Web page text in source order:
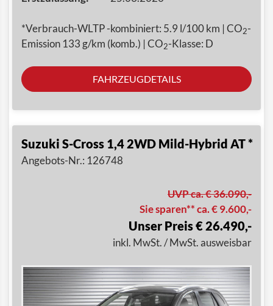
*Verbrauch-WLTP -kombiniert: 5.9 l/100 km | CO2-
Emission 133 g/km (komb.) | CO2-Klasse: D
FAHRZEUGDETAILS
Suzuki S-Cross 1,4 2WD Mild-Hybrid AT *
Angebots-Nr.: 126748
UVP ca. € 36.090,-
Sie sparen** ca. € 9.600,-
Unser Preis € 26.490,-
inkl. MwSt. / MwSt. ausweisbar